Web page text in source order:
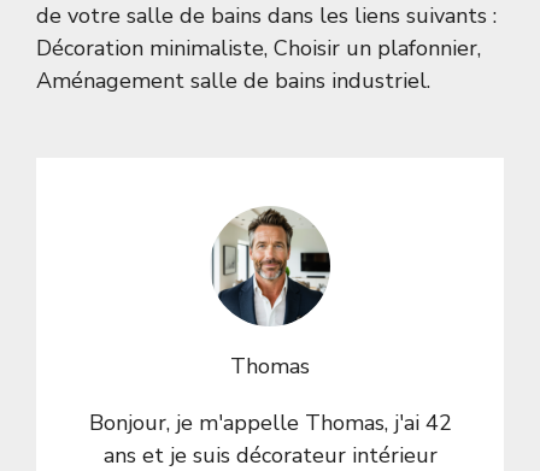
de votre salle de bains dans les liens suivants :
Décoration minimaliste, Choisir un plafonnier,
Aménagement salle de bains industriel.
Thomas
Bonjour, je m'appelle Thomas, j'ai 42
ans et je suis décorateur intérieur